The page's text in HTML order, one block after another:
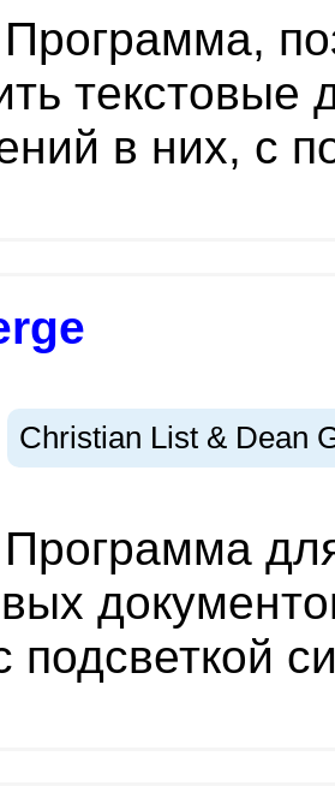
Программа,
текстовые
в них, с
Christian List & Dean
Программа
подсветкой